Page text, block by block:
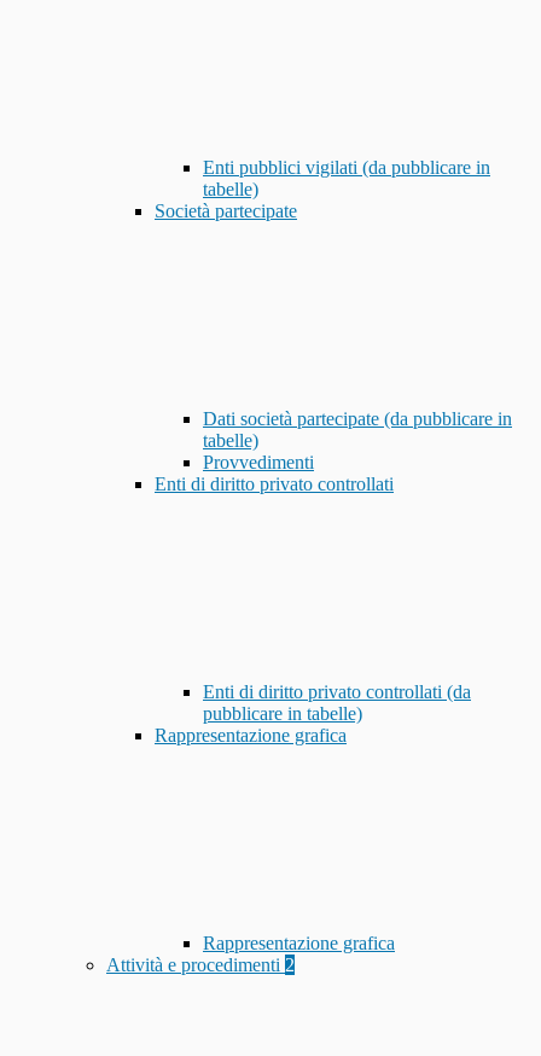
Enti pubblici vigilati (da pubblicare in
tabelle)
Società partecipate
Dati società partecipate (da pubblicare in
tabelle)
Provvedimenti
Enti di diritto privato controllati
Enti di diritto privato controllati (da
pubblicare in tabelle)
Rappresentazione grafica
Rappresentazione grafica
Attività e procedimenti 2